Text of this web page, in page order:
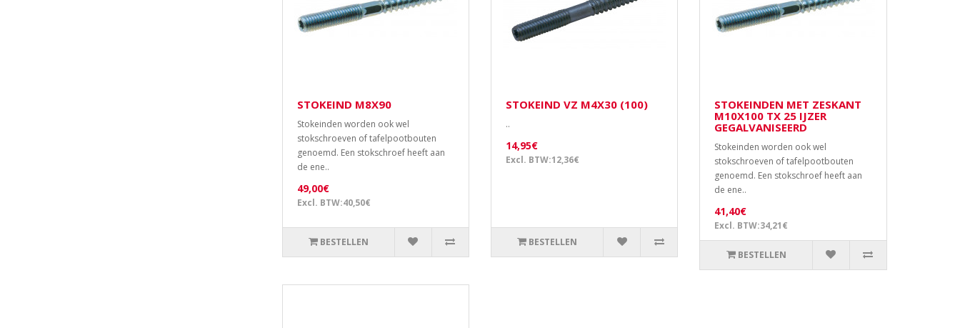
STOKEIND M8X90
Stokeinden worden ook wel
stokschroeven of tafelpootbouten
genoemd. Een stokschroef heeft aan
de ene..
49,00€
Excl. BTW:40,50€
BESTELLEN
STOKEIND VZ M4X30 (100)
..
14,95€
Excl. BTW:12,36€
BESTELLEN
STOKEINDEN MET ZESKANT
M10X100 TX 25 IJZER
GEGALVANISEERD
Stokeinden worden ook wel
stokschroeven of tafelpootbouten
genoemd. Een stokschroef heeft aan
de ene..
41,40€
Excl. BTW:34,21€
BESTELLEN